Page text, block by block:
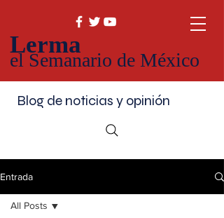
Lerma
el Semanario de México
Blog de noticias y opinión
Entrada
All Posts